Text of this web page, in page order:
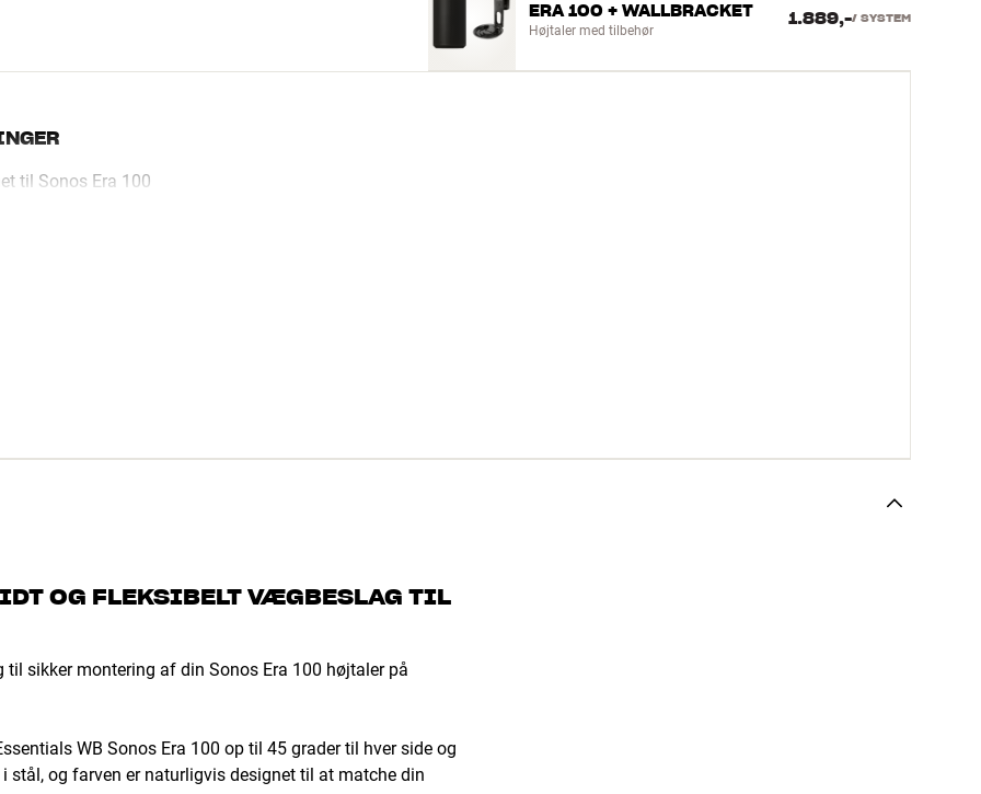
ERA 100 + WALLBRACKET
Højtaler med tilbehør
1.889,-/ SYSTEM
til Sonos Era 100
OG FLEKSIBELT VÆGBESLAG TIL
sikker montering af din Sonos Era 100 højtaler på
WB Sonos Era 100 op til 45 grader til hver side og
stål, og farven er naturligvis designet til at matche din